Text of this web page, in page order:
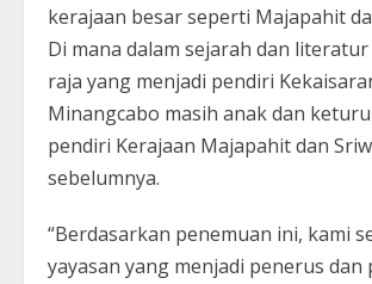
kerajaan besar seperti Majapahit
Di mana dalam sejarah dan
raja yang menjadi pendiri
Minangcabo masih anak dan
pendiri Kerajaan Majapahit dan
sebelumnya.
“Berdasarkan penemuan ini, kami
yayasan yang menjadi penerus dan